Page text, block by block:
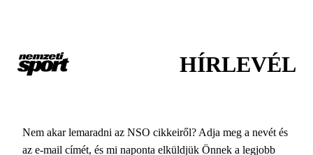
HÍRLEVÉL
Nem akar lemaradni az NSO cikkeiről? Adja meg a nevét és
az e-mail címét, és mi naponta elküldjük Önnek a legjobb